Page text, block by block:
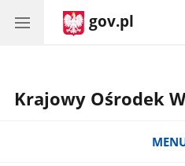
gov.pl
Krajowy Ośrodek